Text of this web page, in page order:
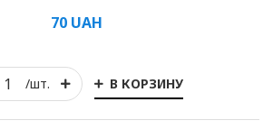
/шт. В КОРЗИНУ
70UAH